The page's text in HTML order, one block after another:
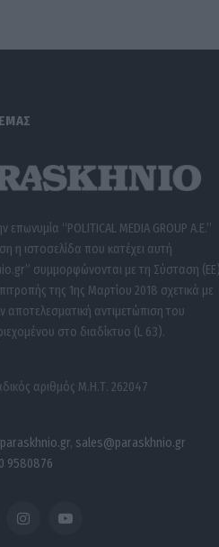
επωνυμία “POLITICAL MEDIA GROUP A.E.”
η ιστοσελίδα που κατέχει αυτή
συμμορφώνονται με τη Σύσταση (ΕΕ)
της 1ης Μαρτίου 2018 σχετικά με
αποτελεσματική αντιμετώπιση του
στο διαδίκτυο (L 63).
αριθμός Μ.Η.Τ. 262047
, sales@paraskhnio.gr
9580876
InstagramYouTube